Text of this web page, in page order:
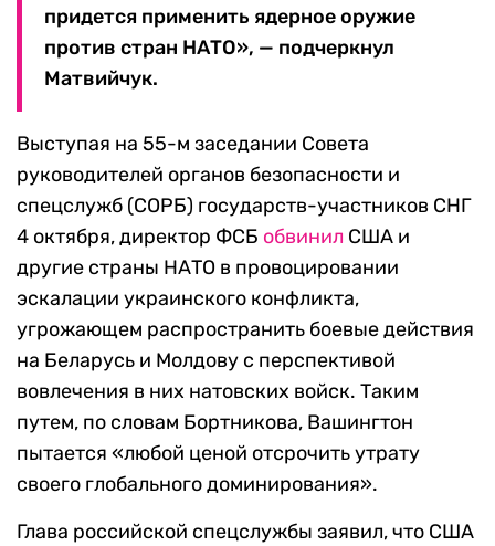
придется применить ядерное оружие
против стран НАТО», — подчеркнул
Матвийчук.
Выступая на 55-м заседании Совета
руководителей органов безопасности и
спецслужб (СОРБ) государств-участников СНГ
4 октября, директор ФСБ обвинил США и
другие страны НАТО в провоцировании
эскалации украинского конфликта,
угрожающем распространить боевые действия
на Беларусь и Молдову с перспективой
вовлечения в них натовских войск. Таким
путем, по словам Бортникова, Вашингтон
пытается «любой ценой отсрочить утрату
своего глобального доминирования».
Глава российской спецслужбы заявил, что США